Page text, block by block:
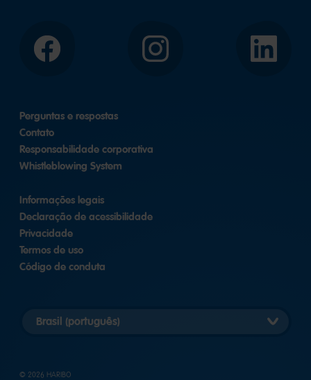
Facebook Instagram LinkedIn
Perguntas e respostas
Contato
Responsabilidade corporativa
Whistleblowing System
Informações legais
Declaração de acessibilidade
Privacidade
Termos de uso
Código de conduta
Selecionar
versão
© 2026 HARIBO